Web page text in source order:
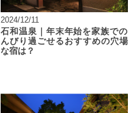
2024/12/11
石和温泉｜年末年始を家族での
んびり過ごせるおすすめの穴場
な宿は？